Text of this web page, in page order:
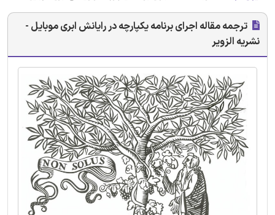
ترجمه مقاله اجرای برنامه یکپارچه در رایانش ابری موبایل -
نشریه الزویر